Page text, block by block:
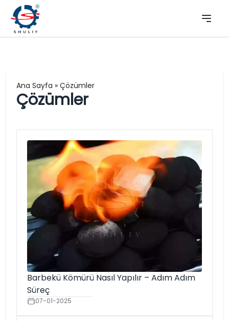
Ana Sayfa » Çözümler
Çözümler
Barbekü Kömürü Nasıl Yapılır – Adım Adım
Süreç
07-01-2025